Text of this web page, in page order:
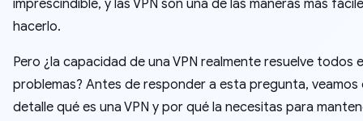
imprescindible, y las VPN son una de las maneras más
hacerlo.
Pero ¿la capacidad de una VPN realmente resuelve todos
problemas? Antes de responder a esta pregunta, veamos
detalle qué es una VPN y por qué la necesitas para